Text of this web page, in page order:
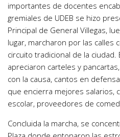
importantes de docentes
gremiales de UDEB se hizo
Principal de General Villegas,
lugar, marcharon por las calles
circuito tradicional de la
apreciaron carteles y
con la causa, cantos en
que encierra mejores salarios,
escolar, proveedores de
Concluida la marcha, se